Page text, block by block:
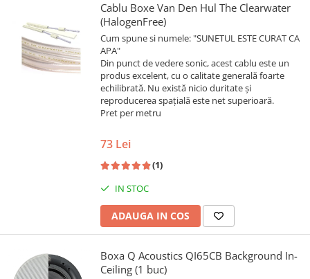
Cablu Boxe Van Den Hul The Clearwater
(HalogenFree)
Cum spune si numele: "SUNETUL ESTE CURAT CA
APA"
Din punct de vedere sonic, acest cablu este un
produs excelent, cu o calitate generală foarte
echilibrată. Nu există nicio duritate și
reproducerea spațială este net superioară.
Pret per metru
73 Lei
(1)
IN STOC
ADAUGA IN COS
Boxa Q Acoustics QI65CB Background In-
Ceiling (1 buc)